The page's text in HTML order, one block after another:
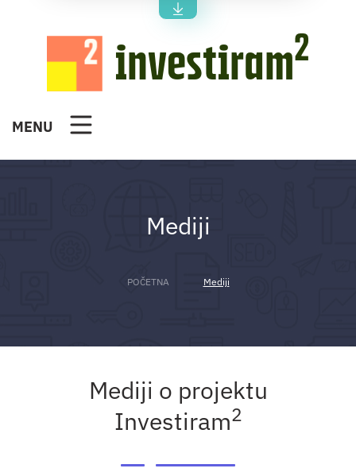
investiram2
MENU
Mediji
POČETNA Mediji
Mediji o projektu
Investiram2